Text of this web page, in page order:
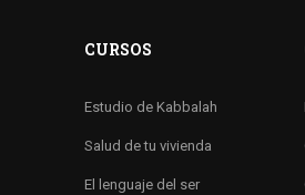
CURSOS
Estudio de Kabbalah
Salud de tu vivienda
El lenguaje del ser